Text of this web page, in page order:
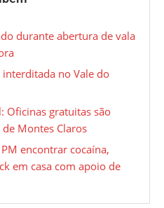
durante abertura de vala
interditada no Vale do
Oficinas gratuitas são
Montes Claros
encontrar cocaína,
em casa com apoio de